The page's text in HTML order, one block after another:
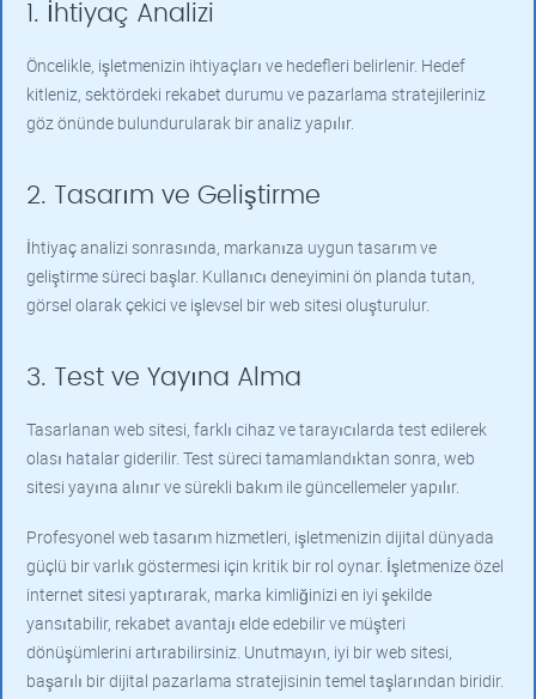
1. İhtiyaç Analizi
Öncelikle, işletmenizin ihtiyaçları ve hedefleri belirlenir. Hedef
kitleniz, sektördeki rekabet durumu ve pazarlama stratejileriniz
göz önünde bulundurularak bir analiz yapılır.
2. Tasarım ve Geliştirme
İhtiyaç analizi sonrasında, markanıza uygun tasarım ve
geliştirme süreci başlar. Kullanıcı deneyimini ön planda tutan,
görsel olarak çekici ve işlevsel bir web sitesi oluşturulur.
3. Test ve Yayına Alma
Tasarlanan web sitesi, farklı cihaz ve tarayıcılarda test edilerek
olası hatalar giderilir. Test süreci tamamlandıktan sonra, web
sitesi yayına alınır ve sürekli bakım ile güncellemeler yapılır.
Profesyonel web tasarım hizmetleri, işletmenizin dijital dünyada
güçlü bir varlık göstermesi için kritik bir rol oynar. İşletmenize özel
internet sitesi yaptırarak, marka kimliğinizi en iyi şekilde
yansıtabilir, rekabet avantajı elde edebilir ve müşteri
dönüşümlerini artırabilirsiniz. Unutmayın, iyi bir web sitesi,
başarılı bir dijital pazarlama stratejisinin temel taşlarından biridir.